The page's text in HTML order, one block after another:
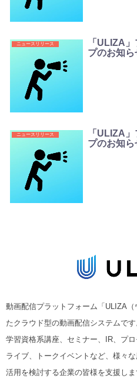
ニュースリリース
「ULIZA
プのお知
ニュースリリース
「ULIZA
プのお知
動画配信プラットフォーム「ULIZA
たクラウド型の動画配信システムです
学習資格系講座、セミナー、IR、プ
ライブ、トークイベントなど、様々
活用を検討する企業の皆様を支援しま